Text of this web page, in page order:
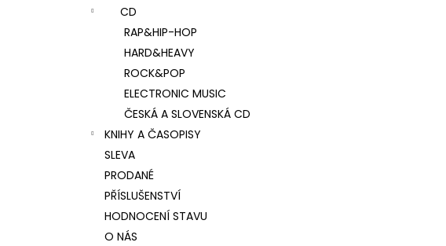
CD
RAP&HIP-HOP
HARD&HEAVY
ROCK&POP
ELECTRONIC MUSIC
ČESKÁ A SLOVENSKÁ CD
KNIHY A ČASOPISY
SLEVA
PRODANÉ
PŘÍSLUŠENSTVÍ
HODNOCENÍ STAVU
O NÁS